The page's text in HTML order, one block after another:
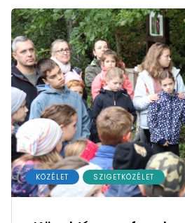
KÖZÉLET SZIGETKÖZÉLET